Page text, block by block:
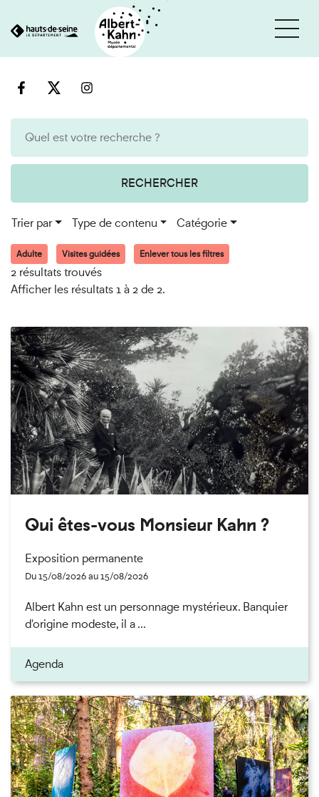
au
RECHERCHER
Trier par Type de contenu Catégorie
Adulte Visites guidées Enlever tous les filtres
2 résultats trouvés
Afficher les résultats 1 à 2 de 2.
Qui êtes-vous Monsieur Kahn ?
Exposition permanente
Du 15/08/2026 au 15/08/2026
Albert Kahn est un personnage mystérieux. Banquier
d'origine modeste, il a ...
Agenda
Cookies et traceurs utilisés sur ce site